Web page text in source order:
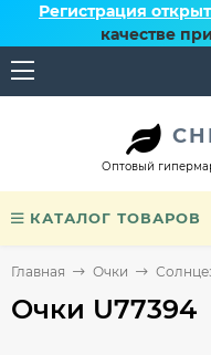
Регистрация
качестве
Оптовый
КАТАЛОГ ТОВАРОВ
Главная Очки
Очки U77394